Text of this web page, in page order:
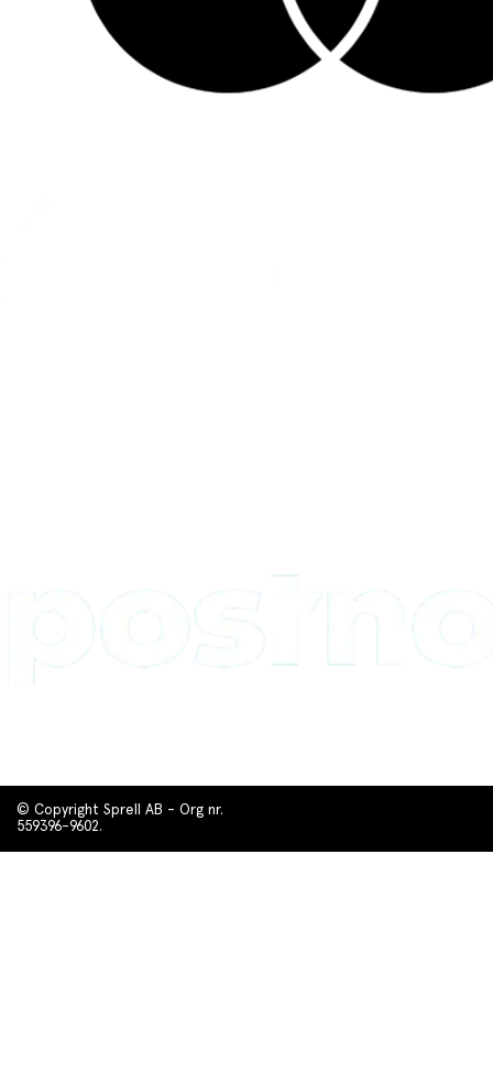
© Copyright Sprell AB - Org nr.
559396-9602.